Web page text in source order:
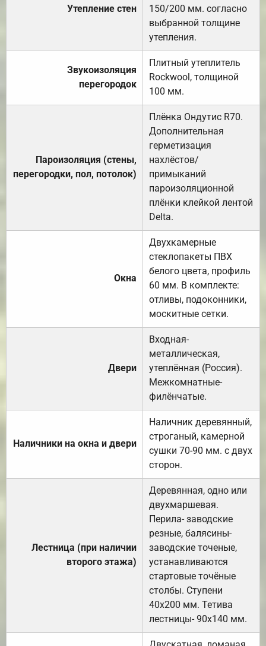
Утепление стен
150/200 мм. согласно
выбранной толщине
утепления.
Звукоизоляция
перегородок
Плитный утеплитель
Rockwool, толщиной
100 мм.
Пароизоляция (стены,
перегородки, пол, потолок)
Плёнка Ондутис R70.
Дополнительная
герметизация
нахлёстов/
примыканий
пароизоляционной
плёнки клейкой лентой
Delta.
Окна
Двухкамерные
стеклопакеты ПВХ
белого цвета, профиль
60 мм. В комплекте:
отливы, подоконники,
москитные сетки.
Двери
Входная-
металлическая,
утеплённая (Россия).
Межкомнатные-
филёнчатые.
Наличники на окна и двери
Наличник деревянный,
строганый, камерной
сушки 70-90 мм. с двух
сторон.
Лестница (при наличии
второго этажа)
Деревянная, одно или
двухмаршевая.
Перила- заводские
резные, балясины-
заводские точеные,
устанавливаются
стартовые точёные
столбы. Ступени
40х200 мм. Тетива
лестницы- 90х140 мм.